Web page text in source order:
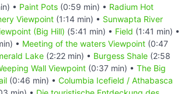
• Paint Pots (0:59 min) • Radium Hot
Viewpoint (1:14 min) • Sunwapta River
(Big Hill) (5:41 min) • Field (1:41 min) •
• Meeting of the waters Viewpoint (0:47
Lake (2:22 min) • Burgess Shale (2:58
Wall Viewpoint (0:37 min) • The Big
(0:46 min) • Columbia Icefield / Athabasca